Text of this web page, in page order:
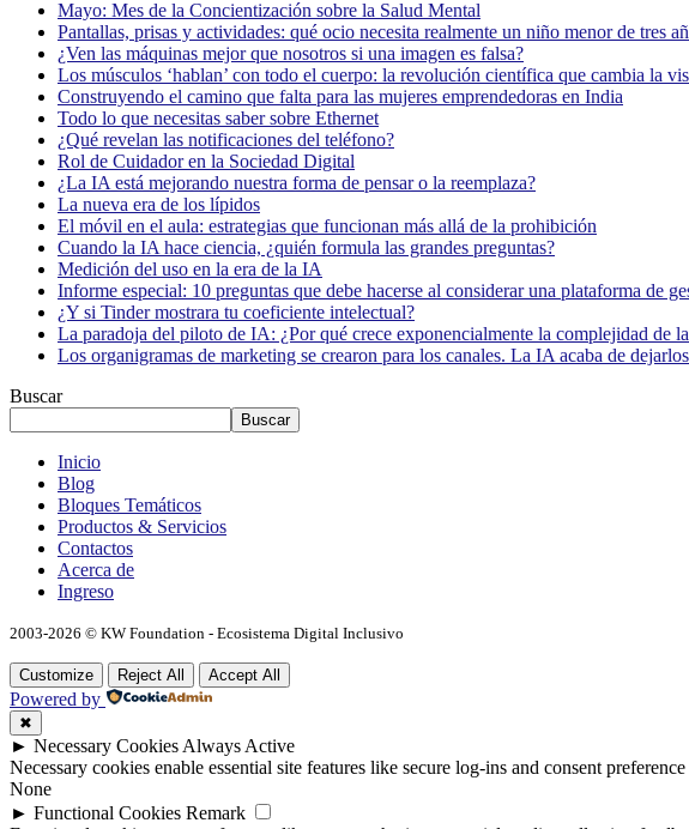
Mayo: Mes de la Concientización sobre la Salud Mental
Pantallas, prisas y actividades: qué ocio necesita realmente un niño menor de tres
¿Ven las máquinas mejor que nosotros si una imagen es falsa?
Los músculos ‘hablan’ con todo el cuerpo: la revolución científica que cambia la
Construyendo el camino que falta para las mujeres emprendedoras en India
Todo lo que necesitas saber sobre Ethernet
¿Qué revelan las notificaciones del teléfono?
Rol de Cuidador en la Sociedad Digital
¿La IA está mejorando nuestra forma de pensar o la reemplaza?
La nueva era de los lípidos
El móvil en el aula: estrategias que funcionan más allá de la prohibición
Cuando la IA hace ciencia, ¿quién formula las grandes preguntas?
Medición del uso en la era de la IA
Informe especial: 10 preguntas que debe hacerse al considerar una plataforma de
¿Y si Tinder mostrara tu coeficiente intelectual?
La paradoja del piloto de IA: ¿Por qué crece exponencialmente la complejidad de
Los organigramas de marketing se crearon para los canales. La IA acaba de
Buscar
Buscar
Inicio
Blog
Bloques Temáticos
Productos & Servicios
Contactos
Acerca de
Ingreso
2003-2026 © KW Foundation - Ecosistema Digital Inclusivo
Customize Reject All Accept All
Powered by
✖
► Necessary Cookies Always Active
Necessary cookies enable essential site features like secure log-ins and consent
None
► Functional Cookies Remark